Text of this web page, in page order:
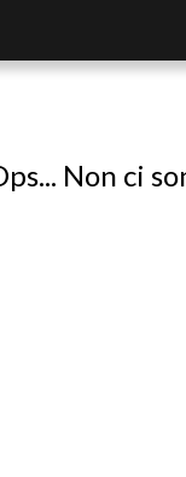
Non ci